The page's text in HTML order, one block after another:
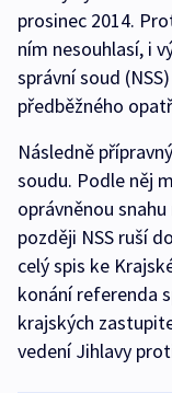
prosinec 2014.
ním nesouhlasí, i
správní soud
předběžného
Následně
soudu. Podle něj
oprávněnou
později NSS ruší
celý spis ke
konání referenda
krajských
vedení Jihlavy